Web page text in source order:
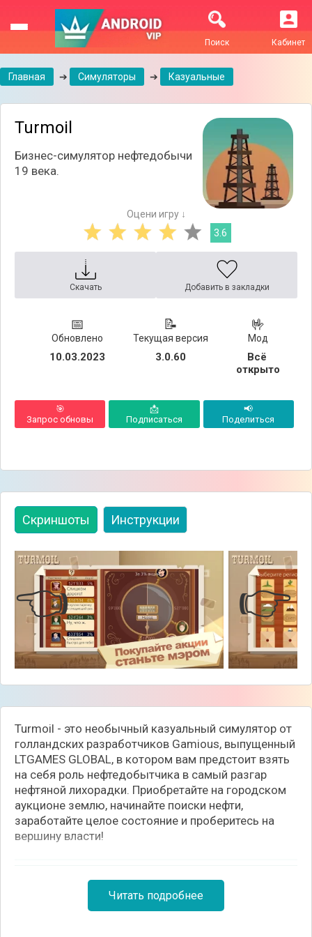
Кабинет
Поиск
Главная ➔ Симуляторы ➔ Казуальные
Turmoil
Бизнес-симулятор нефтедобычи
19 века.
Оцени игру ↓
3.6
Скачать Добавить в закладки
📅
Обновлено
10.03.2023
📝
Текущая версия
3.0.60
🤟
Мод
Всё
открыто
🎯
Запрос обновы
📩
Подписаться
📢
Поделиться
Скриншоты Инструкции
👈 👉
Turmoil - это необычный казуальный симулятор от
голландских разработчиков Gamious, выпущенный
LTGAMES GLOBAL, в котором вам предстоит взять
на себя роль нефтедобытчика в самый разгар
нефтяной лихорадки. Приобретайте на городском
аукционе землю, начинайте поиски нефти,
заработайте целое состояние и проберитесь на
вершину власти!
Читать подробнее